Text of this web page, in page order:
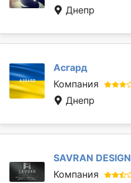
Днепр
Асгард
Компания
Днепр
SAVRAN DESIGN
Компания